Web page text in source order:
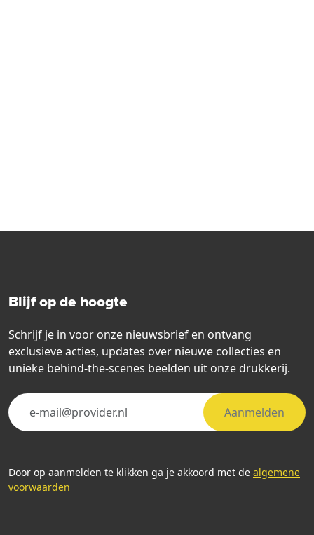
Blijf op de hoogte
Schrijf je in voor onze nieuwsbrief en ontvang
exclusieve acties, updates over nieuwe collecties en
unieke behind-the-scenes beelden uit onze drukkerij.
Aanmelden
Door op aanmelden te klikken ga je akkoord met de algemene
voorwaarden